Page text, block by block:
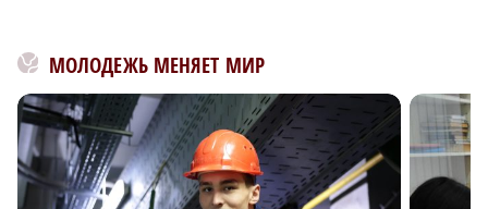
МОЛОДЕЖЬ МЕНЯЕТ МИР